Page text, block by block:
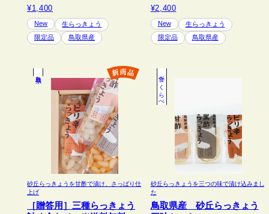
¥1,400
New
生らっきょう
限定品
鳥取県産
¥2,400
New
生らっきょう
限定品
鳥取県産
砂丘らっきょうを甘酢で漬け、さっぱり仕
上げ
［贈答用］三種らっきょう
食べくらべ
砂丘らっきょうを三つの味で漬け込みまし
た
鳥取県産 砂丘らっきょう